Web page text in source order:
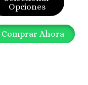
Opciones
De
Comprar Ahora